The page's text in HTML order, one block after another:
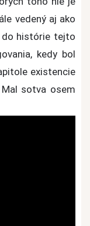
vedený aj ako
do histórie tejto
kedy bol
existencie
sotva osem